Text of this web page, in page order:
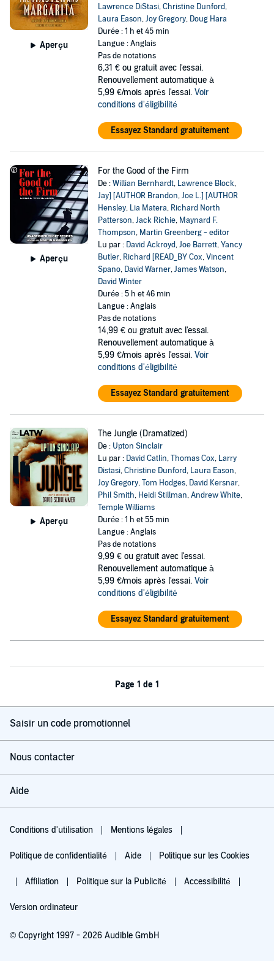
Aperçu
Lawrence DiStasi,Christine Dunford,
Laura Eason,Joy Gregory, Doug Hara
Durée : 1 h et 45 min
Langue : Anglais
Pas de notations
6,31 € ou gratuit avec l'essai.
Renouvellement automatique à
5,99 €/mois après l'essai. Voir
conditions d'éligibilité
Essayez Standard gratuitement
Aperçu
For the Good of the Firm
De :Willian Bernhardt, Lawrence Block,
Jay] [AUTHOR Brandon,Joe L.] [AUTHOR
Hensley, Lia Matera, Richard North
Patterson,Jack Richie, Maynard F.
Thompson, Martin Greenberg - editor
Lu par : David Ackroyd,Joe Barrett,Yancy
Butler, Richard [READ_BY Cox,Vincent
Spano, David Warner,James Watson,
David Winter
Durée : 5 h et 46 min
Langue : Anglais
Pas de notations
14,99 € ou gratuit avec l'essai.
Renouvellement automatique à
5,99 €/mois après l'essai. Voir
conditions d'éligibilité
Essayez Standard gratuitement
Aperçu
The Jungle (Dramatized)
De : Upton Sinclair
Lu par : David Catlin,Thomas Cox, Larry
Distasi,Christine Dunford, Laura Eason,
Joy Gregory,Tom Hodges, David Kersnar,
Phil Smith, Heidi Stillman,Andrew White,
Temple Williams
Durée : 1 h et 55 min
Langue : Anglais
Pas de notations
9,99 € ou gratuit avec l'essai.
Renouvellement automatique à
5,99 €/mois après l'essai. Voir
conditions d'éligibilité
Essayez Standard gratuitement
Page 1 de 1
Saisir un code promotionnel
Nous contacter
Aide
Conditions d'utilisation Mentions légales
Politique de confidentialité Aide Politique sur les Cookies
Affiliation Politique sur la Publicité Accessibilité
Version ordinateur
© Copyright 1997 - 2026 Audible GmbH